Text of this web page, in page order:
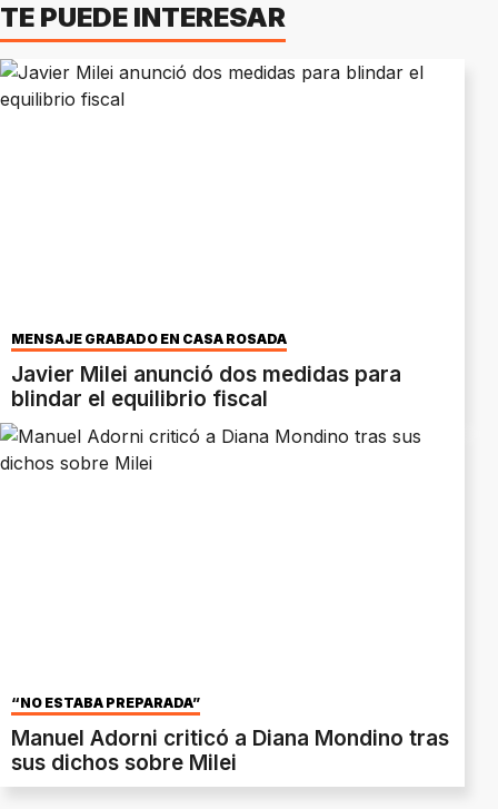
TE PUEDE INTERESAR
MENSAJE GRABADO EN CASA ROSADA
Javier Milei anunció dos medidas para
blindar el equilibrio fiscal
“NO ESTABA PREPARADA”
Manuel Adorni criticó a Diana Mondino tras
sus dichos sobre Milei